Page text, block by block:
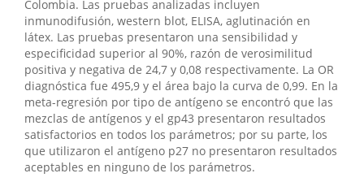
Colombia. Las pruebas analizadas incluyen
inmunodifusión, western blot, ELISA, aglutinación en
látex. Las pruebas presentaron una sensibilidad y
especificidad superior al 90%, razón de verosimilitud
positiva y negativa de 24,7 y 0,08 respectivamente. La OR
diagnóstica fue 495,9 y el área bajo la curva de 0,99. En la
meta-regresión por tipo de antígeno se encontró que las
mezclas de antígenos y el gp43 presentaron resultados
satisfactorios en todos los parámetros; por su parte, los
que utilizaron el antígeno p27 no presentaron resultados
aceptables en ninguno de los parámetros.